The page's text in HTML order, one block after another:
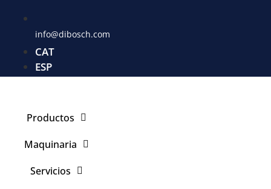
info@dibosch.com
CAT
ESP
Productos
Maquinaria
Servicios